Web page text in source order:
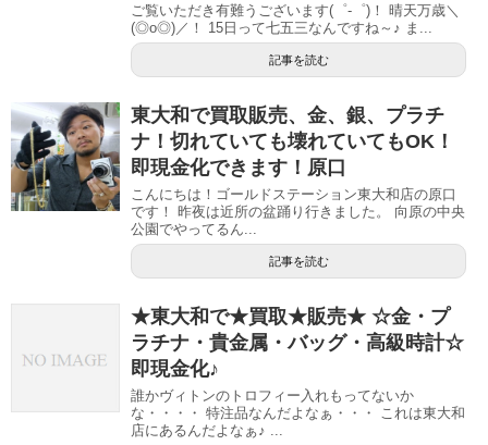
ご覧いただき有難うございます(゜-゜)！ 晴天万歳＼
(◎o◎)／！ 15日って七五三なんですね～♪ ま...
記事を読む
東大和で買取販売、金、銀、プラチ
ナ！切れていても壊れていてもOK！
即現金化できます！原口
こんにちは！ゴールドステーション東大和店の原口
です！ 昨夜は近所の盆踊り行きました。 向原の中央
公園でやってるん...
記事を読む
★東大和で★買取★販売★ ☆金・プ
ラチナ・貴金属・バッグ・高級時計☆
即現金化♪
誰かヴィトンのトロフィー入れもってないか
な・・・・ 特注品なんだよなぁ・・・ これは東大和
店にあるんだよなぁ♪ ...